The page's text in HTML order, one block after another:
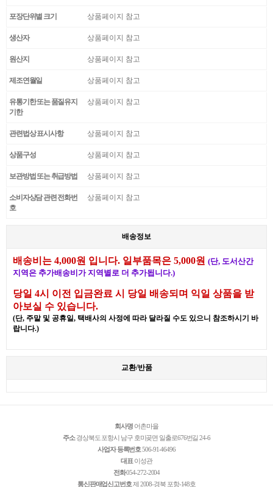
포장단위별 크기 상품페이지 참고
생산자 상품페이지 참고
원산지 상품페이지 참고
제조연월일 상품페이지 참고
유통기한 또는 품질유지
기한
상품페이지 참고
관련법상 표시사항 상품페이지 참고
상품구성 상품페이지 참고
보관방법 또는 취급방법 상품페이지 참고
소비자상담 관련 전화번
호
상품페이지 참고
배송정보
배송비는 4,000원 입니다. 일부품목은 5,000원 (단, 도서산간
지역은 추가배송비가 지역별로 더 추가됩니다.)
당일 4시 이전 입금완료 시 당일 배송되며 익일 상품을 받
아보실 수 있습니다.
(단, 주말 및 공휴일, 택배사의 사정에 따라 달라질 수도 있으니 참조하시기 바
랍니다.)
교환/반품
회사명 어촌마을
주소경상북도 포항시 남구 호미곶면 일출로676번길 24-6
사업자 등록번호506-91-46496
대표 이성관
전화054-272-2004
통신판매업신고번호제 2008-경북 포항-148호